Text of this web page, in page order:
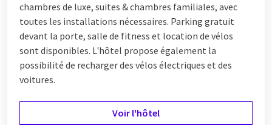
chambres de luxe, suites & chambres familiales, avec
toutes les installations nécessaires. Parking gratuit
devant la porte, salle de fitness et location de vélos
sont disponibles. L'hôtel propose également la
possibilité de recharger des vélos électriques et des
voitures.
Voir l'hôtel